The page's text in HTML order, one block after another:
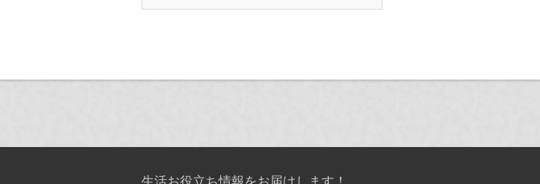
生活お役立ち情報をお届けします！